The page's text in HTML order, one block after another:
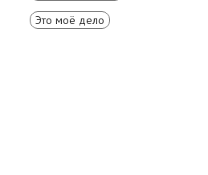
Это моё дело